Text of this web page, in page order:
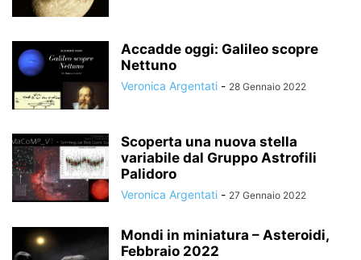
Accadde oggi: Galileo scopre
Nettuno
Veronica Argentati - 28 Gennaio 2022
Scoperta una nuova stella
variabile dal Gruppo Astrofili
Palidoro
Veronica Argentati - 27 Gennaio 2022
Mondi in miniatura – Asteroidi,
Febbraio 2022